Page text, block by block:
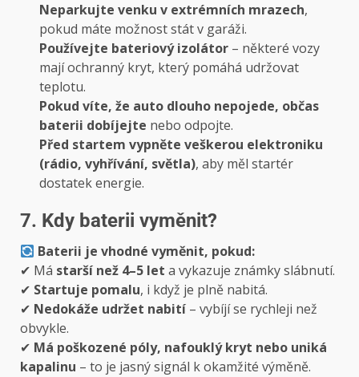
Neparkujte venku v extrémních mrazech,
pokud máte možnost stát v garáži.
Používejte bateriový izolátor – některé vozy
mají ochranný kryt, který pomáhá udržovat
teplotu.
Pokud víte, že auto dlouho nepojede, občas
baterii dobíjejte nebo odpojte.
Před startem vypněte veškerou elektroniku
(rádio, vyhřívání, světla), aby měl startér
dostatek energie.
7. Kdy baterii vyměnit?
Baterii je vhodné vyměnit, pokud:
✔ Má starší než 4–5 let a vykazuje známky slábnutí.
✔ Startuje pomalu, i když je plně nabitá.
✔ Nedokáže udržet nabití – vybíjí se rychleji než
obvykle.
✔ Má poškozené póly, nafouklý kryt nebo uniká
kapalinu – to je jasný signál k okamžité výměně.